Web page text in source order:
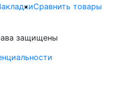
Сравнить товары
защищены